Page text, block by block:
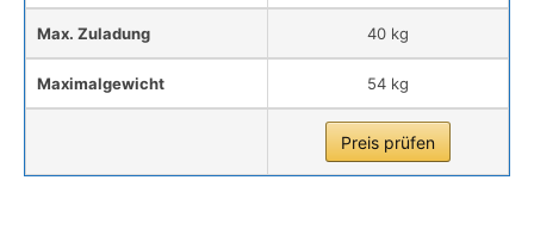
Max. Zuladung 40 kg
Maximalgewicht 54 kg
Preis prüfen